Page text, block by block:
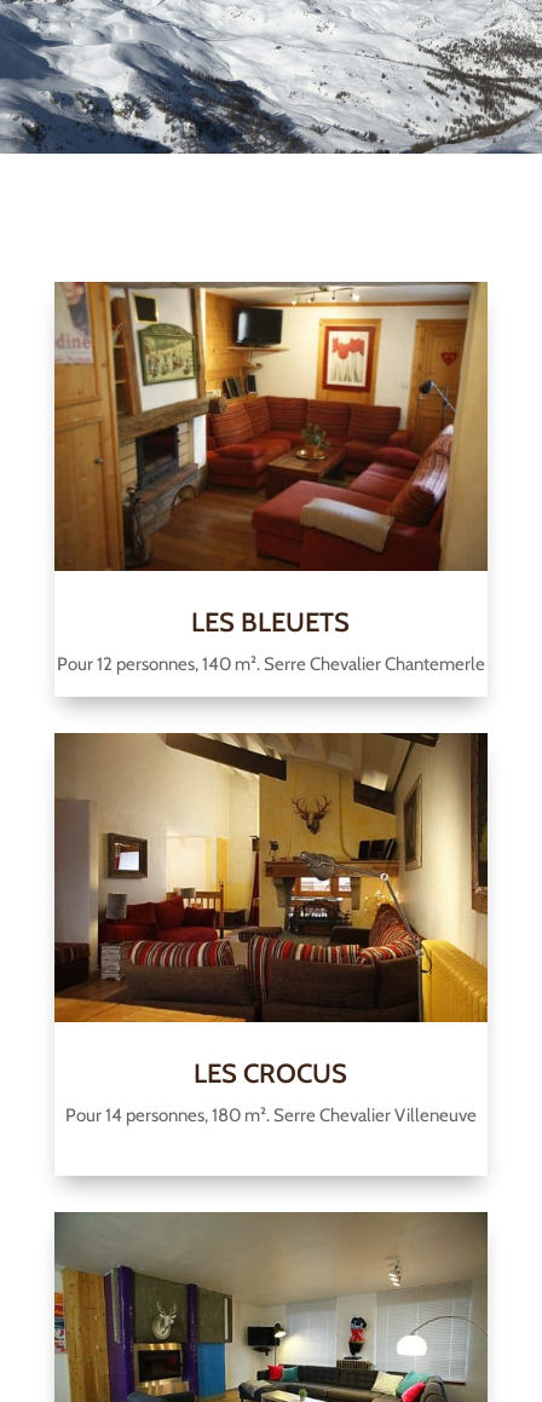
LES BLEUETS
Pour 12 personnes, 140 m². Serre Chevalier Chantemerle
LES CROCUS
Pour 14 personnes, 180 m². Serre Chevalier Villeneuve